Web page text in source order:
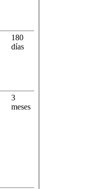
180
días
3
meses